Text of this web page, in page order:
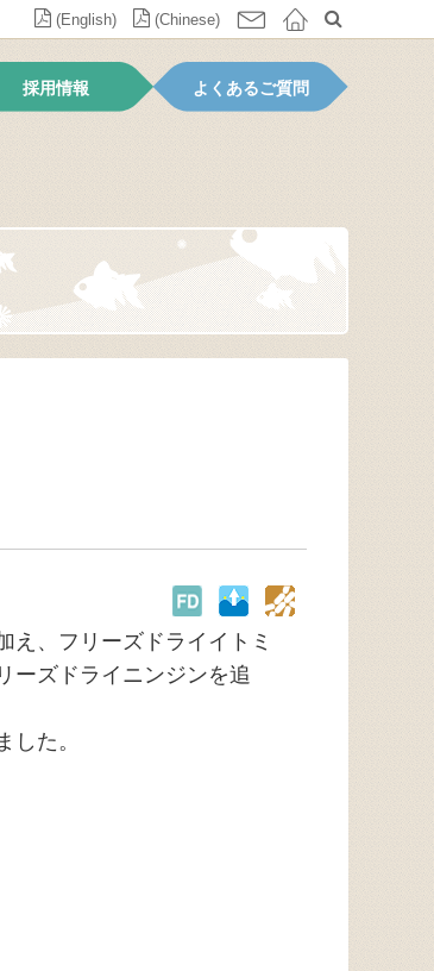
(English) (Chinese)
採用情報 よくあるご質問
え、フリーズドライイトミ
ーズドライニンジンを追
した。